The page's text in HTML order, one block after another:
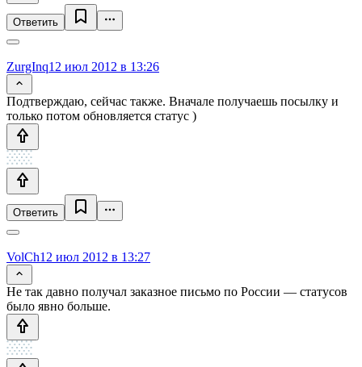
Ответить
ZurgInq12 июл 2012 в 13:26
Подтверждаю, сейчас также. Вначале получаешь посылку и
только потом обновляется статус )
Ответить
VolCh12 июл 2012 в 13:27
Не так давно получал заказное письмо по России — статусов
было явно больше.